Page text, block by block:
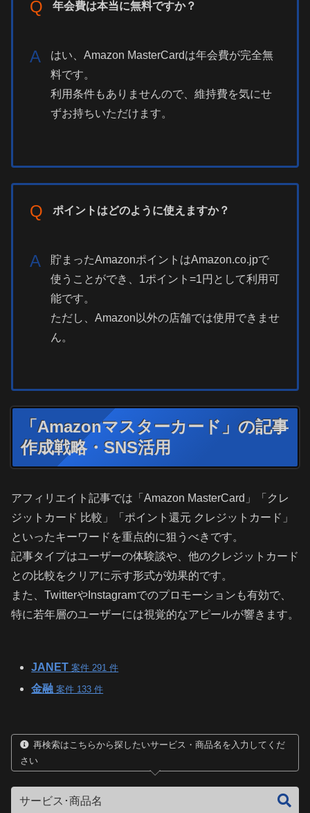
Q 年会費は本当に無料ですか？
A
はい、Amazon MasterCardは年会費が完全無
料です。
利用条件もありませんので、維持費を気にせ
ずお持ちいただけます。
Q ポイントはどのように使えますか？
A
貯まったAmazonポイントはAmazon.co.jpで
使うことができ、1ポイント=1円として利用可
能です。
ただし、Amazon以外の店舗では使用できませ
ん。
「Amazonマスターカード」の記事
作成戦略・SNS活用
アフィリエイト記事では「Amazon MasterCard」「クレ
ジットカード 比較」「ポイント還元 クレジットカード」
といったキーワードを重点的に狙うべきです。
記事タイプはユーザーの体験談や、他のクレジットカード
との比較をクリアに示す形式が効果的です。
また、TwitterやInstagramでのプロモーションも有効で、
特に若年層のユーザーには視覚的なアピールが響きます。
JANET 案件 291 件
金融 案件 133 件
再検索はこちらから探したいサービス・商品名を入力してくだ
さい